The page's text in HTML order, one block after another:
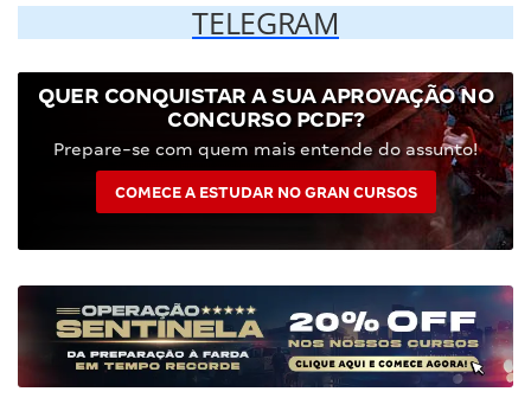
TELEGRAM
QUER CONQUISTAR A SUA APROVAÇÃO NO
CONCURSO PCDF?
Prepare-se com quem mais entende do assunto!
COMECE A ESTUDAR NO GRAN CURSOS